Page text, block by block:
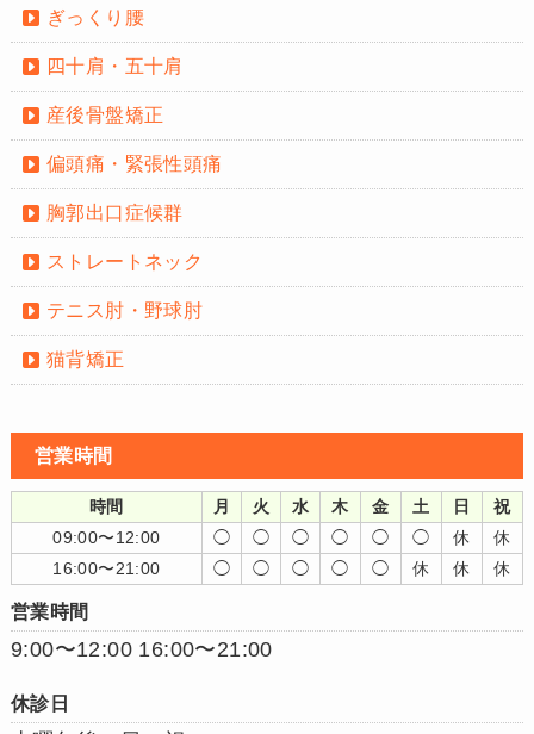
ぎっくり腰
四十肩・五十肩
産後骨盤矯正
偏頭痛・緊張性頭痛
胸郭出口症候群
ストレートネック
テニス肘・野球肘
猫背矯正
営業時間
時間 月 火 水 木 金 土 日
祝
09:00〜12:00
◯ ◯ ◯ ◯ ◯ ◯ 休
休
16:00〜21:00
◯ ◯ ◯ ◯ ◯ 休 休 休
営業時間
9:00〜12:00 16:00〜21:00
休診日